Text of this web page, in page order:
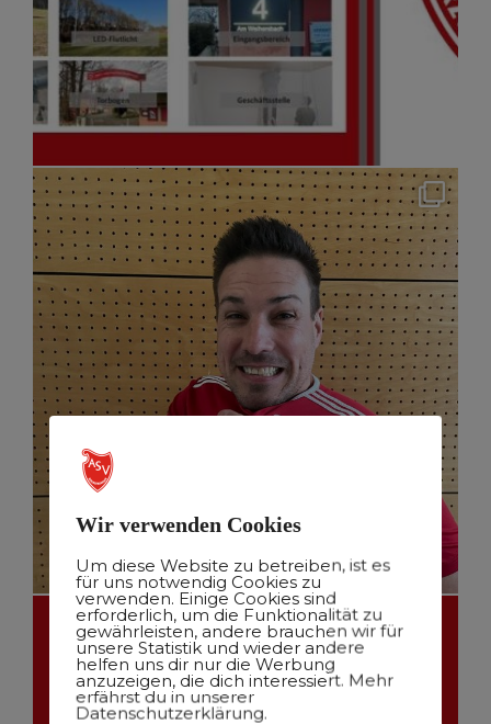
Wir verwenden Cookies
Um diese Website zu betreiben, ist es
für uns notwendig Cookies zu
verwenden. Einige Cookies sind
erforderlich, um die Funktionalität zu
gewährleisten, andere brauchen wir für
unsere Statistik und wieder andere
helfen uns dir nur die Werbung
anzuzeigen, die dich interessiert. Mehr
erfährst du in unserer
Datenschutzerklärung.